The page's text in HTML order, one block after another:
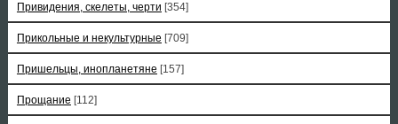
Привидения, скелеты, черти [354]
Прикольные и некультурные [709]
Пришельцы, инопланетяне [157]
Прощание [112]